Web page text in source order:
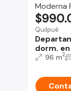
Moderna
Quilpué
dorm.
96 m2